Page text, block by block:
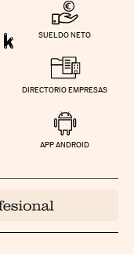
SUELDO NETO
DIRECTORIO EMPRESAS
APP ANDROID